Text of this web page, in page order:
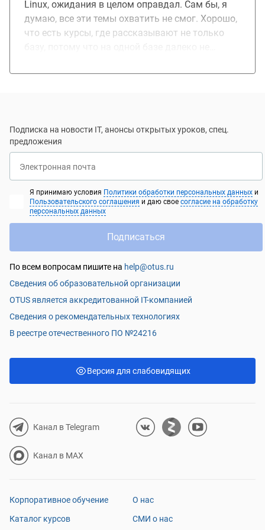
полу года (благодаря полученным знаниям) -
сейчас работаю ведущим инженером по
сопровождению прикладного программного
Linux, ожидания в целом оправдал. Сам бы, я
думаю, все эти темы охватить не смог. Хорошо,
что есть курсы, где рассказывают не только
"Инфраструктура высоконагруженных систем.
Канал в Telegram
Канал в MAX
Корпоративное обучение
Каталог курсов
О нас
СМИ о нас
Подписка на новости IT, анонсы открытых уроков, спец.
предложения
Электронная почта
Подписаться
Я принимаю условия Политики обработки персональных данных и
Пользовательского соглашения и даю свое согласие на обработку
персональных данных
По всем вопросам пишите на help@otus.ru
Сведения об образовательной организации
OTUS является аккредитованной IT-компанией
Сведения о рекомендательных технологиях
В реестре отечественного ПО №24216
Версия для слабовидящих